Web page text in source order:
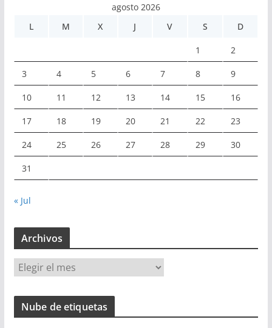
agosto 2026
L
M X J V S D
1 2
3 4 5 6 7 8 9
10 11 12 13 14 15 16
17 18 19 20 21 22 23
24 25 26 27 28 29 30
31
« Jul
Archivos
r
c
Nube de etiquetas